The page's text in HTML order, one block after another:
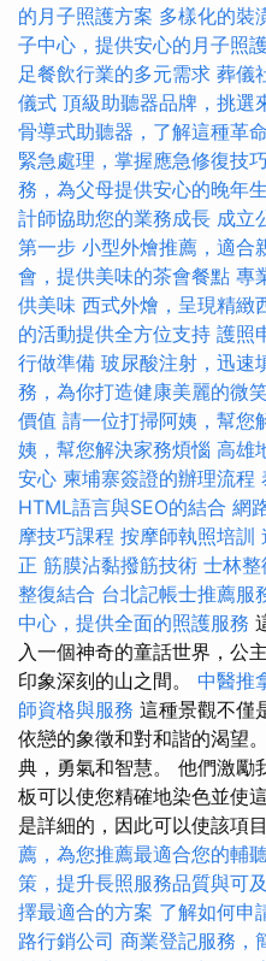
的月子照護方案 多樣化的裝
子中心，提供安心的月子照
足餐飲行業的多元需求 葬儀
儀式 頂級助聽器品牌，挑選
骨導式助聽器，了解這種革
緊急處理，掌握應急修復技
務，為父母提供安心的晚年
計師協助您的業務成長 成立
第一步 小型外燴推薦，適合
會，提供美味的茶會餐點 專
供美味 西式外燴，呈現精緻
的活動提供全方位支持 護照
行做準備 玻尿酸注射，迅速
務，為你打造健康美麗的微
價值 請一位打掃阿姨，幫您
姨，幫您解決家務煩惱 高雄
安心 柬埔寨簽證的辦理流程
HTML語言與SEO的結合 網
摩技巧課程 按摩師執照培訓
正 筋膜沾黏撥筋技術 士林整
整復結合 台北記帳士推薦服
中心，提供全面的照護服務
入一個神奇的童話世界，公
印象深刻的山之間。 中醫推
師資格與服務 這種景觀不僅
依戀的象徵和對和諧的渴望
典，勇氣和智慧。 他們激勵
板可以使您精確地染色並使
是詳細的，因此可以使該項
薦，為您推薦最適合您的輔
策，提升長照服務品質與可
擇最適合的方案 了解如何申
路行銷公司 商業登記服務，